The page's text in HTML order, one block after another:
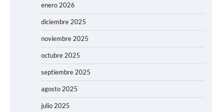
enero 2026
diciembre 2025
noviembre 2025
octubre 2025
septiembre 2025
agosto 2025
julio 2025